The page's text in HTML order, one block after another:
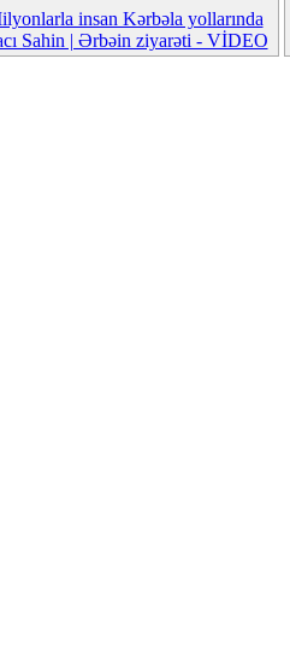
insan Kərbəla yollarında
Sahin | Ərbəin ziyarəti - VİDEO